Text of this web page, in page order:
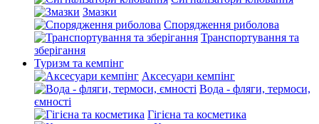
Змазки
Спорядження риболова
Транспортування та
зберігання
Туризм та кемпінг
Аксесуари кемпінг
Вода - фляги, термоси,
ємності
Гігієна та косметика